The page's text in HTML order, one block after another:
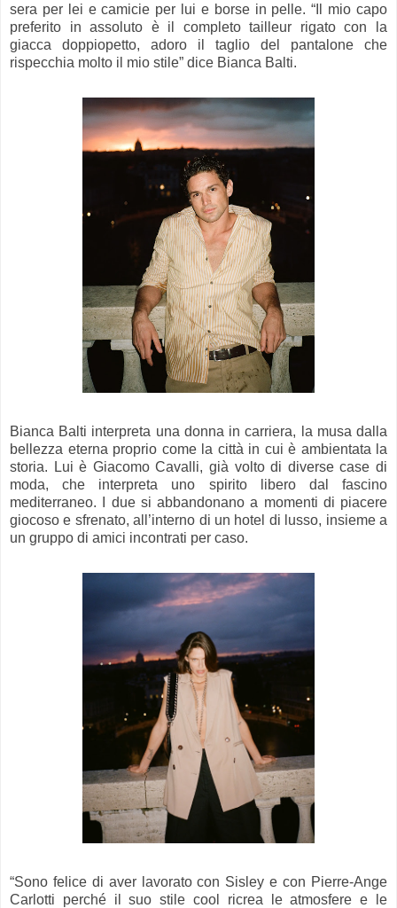
sera per lei e camicie per lui e borse in pelle. “Il mio capo
preferito in assoluto è il completo tailleur rigato con la
giacca doppiopetto, adoro il taglio del pantalone che
rispecchia molto il mio stile” dice Bianca Balti.
Bianca Balti interpreta una donna in carriera, la musa dalla
bellezza eterna proprio come la città in cui è ambientata la
storia. Lui è Giacomo Cavalli, già volto di diverse case di
moda, che interpreta uno spirito libero dal fascino
mediterraneo. I due si abbandonano a momenti di piacere
giocoso e sfrenato, all’interno di un hotel di lusso, insieme a
un gruppo di amici incontrati per caso.
“Sono felice di aver lavorato con Sisley e con Pierre-Ange
Carlotti perché il suo stile cool ricrea le atmosfere e le